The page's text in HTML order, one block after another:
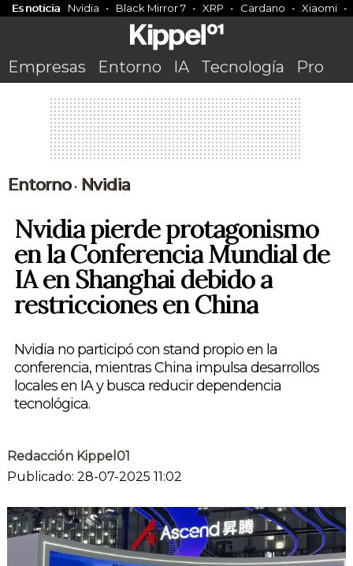
Es noticia Nvidia Black Mirror 7 XRP Cardano Xiaomi
Empresas Entorno IA Tecnología Pro
Entorno• Nvidia
Nvidia pierde protagonismo
en la Conferencia Mundial de
IA en Shanghai debido a
restricciones en China
Nvidia no participó con stand propio en la
conferencia, mientras China impulsa desarrollos
locales en IA y busca reducir dependencia
tecnológica.
Redacción Kippel01
Publicado: 28-07-2025 11:02